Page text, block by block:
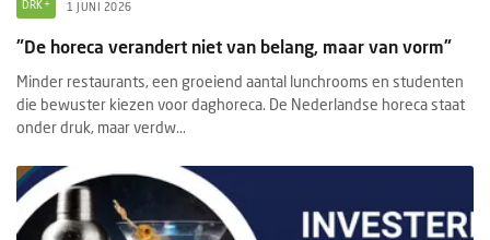
DRK+ 1 JUNI 2026
"De horeca verandert niet van belang, maar van vorm"
Minder restaurants, een groeiend aantal lunchrooms en studenten
die bewuster kiezen voor daghoreca. De Nederlandse horeca staat
onder druk, maar verdw...